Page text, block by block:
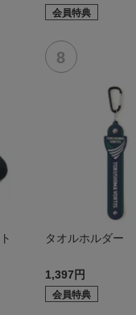
会員特典
タオルホルダー
1,397円
会員特典